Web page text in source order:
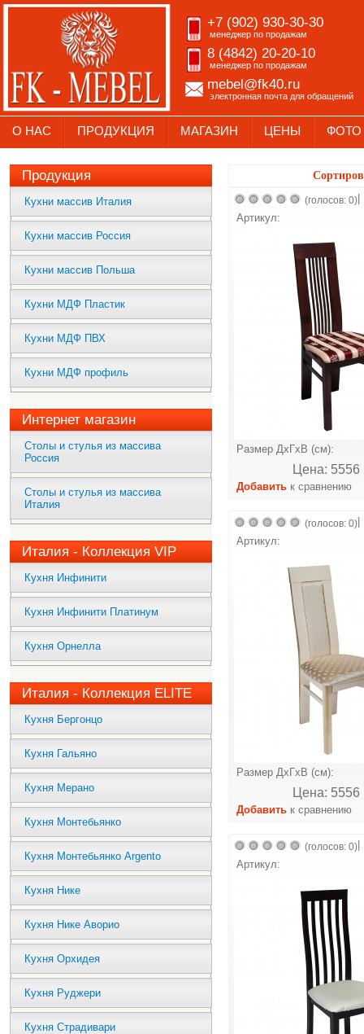
+7 (902) 930-30-30
менеджер по продажам
8 (4842) 20-20-10
менеджер по продажам
mebel@fk40.ru
электронная почта для обращений
О НАС ПРОДУКЦИЯ МАГАЗИН ЦЕНЫ ФОТО
Продукция
Кухни массив Италия
Кухни массив Россия
Кухни массив Польша
Кухни МДФ Пластик
Кухни МДФ ПВХ
Кухни МДФ профиль
Интернет магазин
Столы и стулья из массива
Россия
Столы и стулья из массива
Италия
Италия - Коллекция VIP
Кухня Инфинити
Кухня Инфинити Платинум
Кухня Орнелла
Италия - Коллекция ELITE
Кухня Бергонцо
Кухня Гальяно
Кухня Мерано
Кухня Монтебьянко
Кухня Монтебьянко Argento
Кухня Нике
Кухня Нике Аворио
Кухня Орхидея
Кухня Руджери
Кухня Страдивари
(голосов: 0)
Артикул:
Размер ДхГхВ (см):
Цена: 5556
Добавить к сравнению
(голосов: 0)
Артикул:
Размер ДхГхВ (см):
Цена: 5556
Добавить к сравнению
(голосов: 0)
Артикул: